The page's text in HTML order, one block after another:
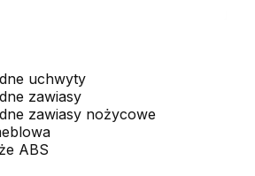
uchwyty
zawiasy
zawiasy nożycowe
ABS